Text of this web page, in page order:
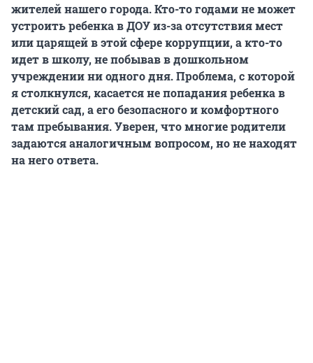
жителей нашего города. Кто-то годами не может
устроить ребенка в ДОУ из-за отсутствия мест
или царящей в этой сфере коррупции, а кто-то
идет в школу, не побывав в дошкольном
учреждении ни одного дня. Проблема, с которой
я столкнулся, касается не попадания ребенка в
детский сад, а его безопасного и комфортного
там пребывания. Уверен, что многие родители
задаются аналогичным вопросом, но не находят
на него ответа.